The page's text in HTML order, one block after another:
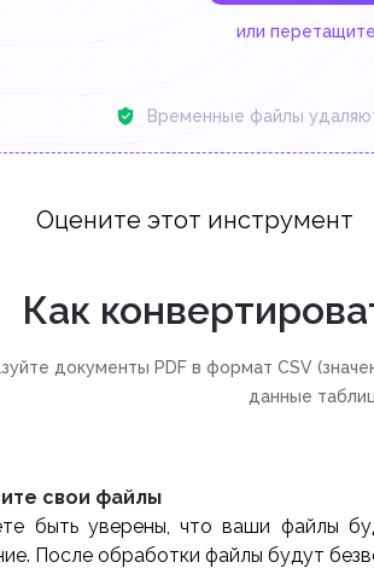
или
Временные файлы
Оцените этот инструмент
Как
документы PDF в формат CSV
данные
свои файлы
быть уверены, что ваши файлы
После обработки файлы будут